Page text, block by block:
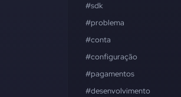
#sdk
#problema
#conta
#configuração
#pagamentos
#desenvolvimento